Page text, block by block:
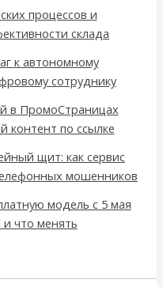
процессов и
склада
к автономному
сотруднику
в ПромоСтраницах
контент по ссылке
щит: как сервис
мошенников
модель с 5 мая
что менять